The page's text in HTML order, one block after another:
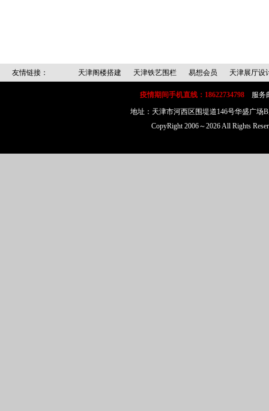
友情链接： 天津阁楼搭建 天津铁艺围栏 易想会员 天津展厅设
疫情期间手机直线：18622734798 服务
地址：天津市河西区围堤道146号华盛广
CopyRight 2006～2026 All Rights